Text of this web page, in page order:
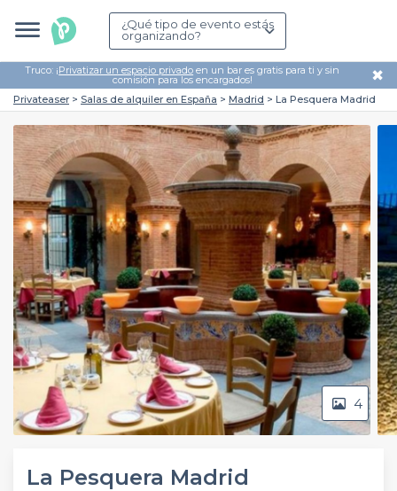
¿Qué tipo de evento estás
organizando?
Truco: ¡Privatizar un espacio privado en un bar es gratis para ti y sin
comisión para los encargados! ✖
Privateaser Salas de alquiler en España Madrid La Pesquera Madrid
4
La Pesquera Madrid